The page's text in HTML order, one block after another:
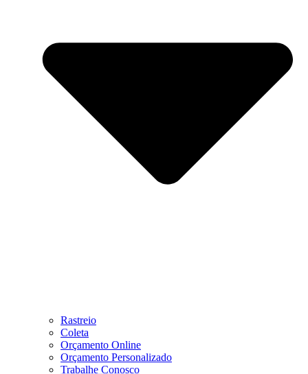
Rastreio
Coleta
Orçamento Online
Orçamento Personalizado
Trabalhe Conosco